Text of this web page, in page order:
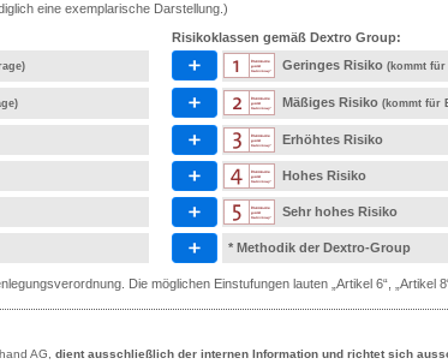
eine exemplarische Darstellung.)
Risikoklassen gemäß Dextro Group:
Geringes Risiko(kommt
Mäßiges Risiko(kommt für
Erhöhtes Risiko
Hohes Risiko
Sehr hohes Risiko
* Methodik der Dextro-Group
Die möglichen Einstufungen lauten „Artikel 6“, „Artikel
AG, dient ausschließlich der internen Information und richtet sich